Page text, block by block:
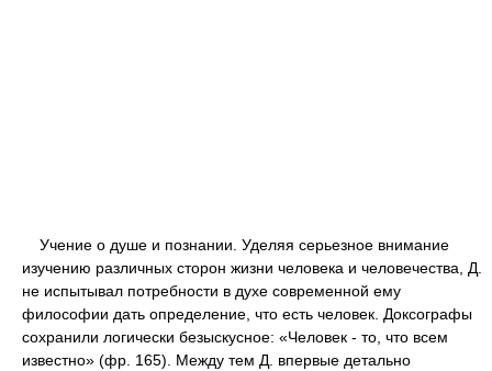
Учение о душе и познании. Уделяя серьезное внимание
изучению различных сторон жизни человека и человечества, Д.
не испытывал потребности в духе современной ему
философии дать определение, что есть человек. Доксографы
сохранили логически безыскусное: «Человек - то, что всем
известно» (фр. 165). Между тем Д. впервые детально